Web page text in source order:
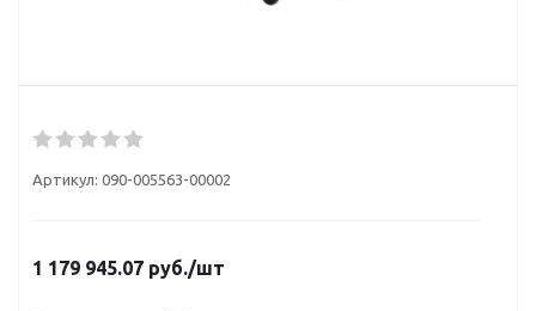
Артикул: 090-005563-00002
1 179 945.07 руб./шт